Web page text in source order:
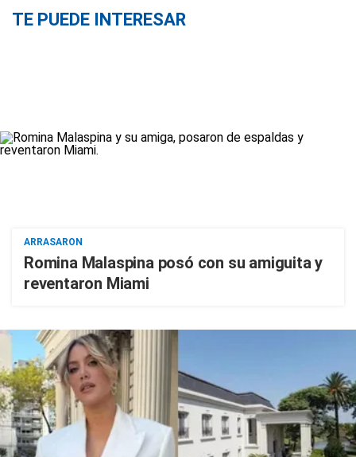
TE PUEDE INTERESAR
ARRASARON
Romina Malaspina posó con su amiguita y
reventaron Miami